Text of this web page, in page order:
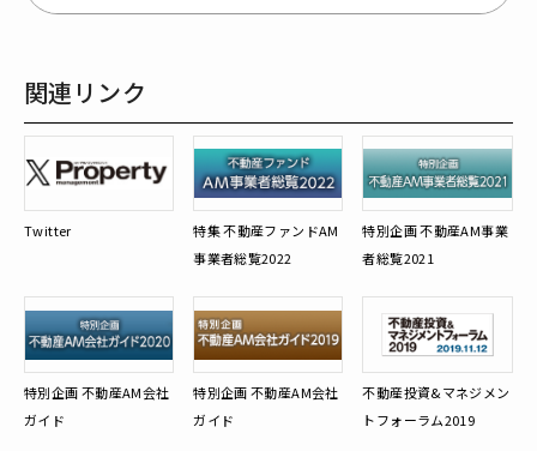
関連リンク
Twitter
特集 不動産ファンドAM
事業者総覧2022
特別企画 不動産AM事業
者総覧2021
特別企画 不動産AM会社
ガイド
特別企画 不動産AM会社
ガイド
不動産投資&マネジメン
トフォーラム2019